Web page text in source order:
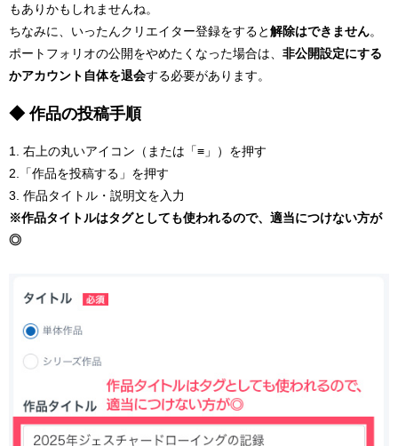
もありかもしれませんね。
ちなみに、いったんクリエイター登録をすると解除はできません。
ポートフォリオの公開をやめたくなった場合は、 非公開設定にする
かアカウント自体を退会する必要があります。
◆ 作品の投稿手順
1. 右上の丸いアイコン（または「≡」）を押す
2.「作品を投稿する」を押す
3. 作品タイトル・説明文を入力
※作品タイトルはタグとしても使われるので、適当につけない方が
◎